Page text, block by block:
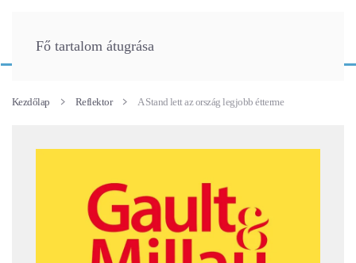
Fő tartalom átugrása
Kezdőlap Reflektor A Stand lett az ország legjobb étterme